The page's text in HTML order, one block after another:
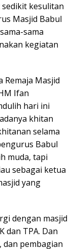
kesulitan
Masjid Babul
sama
kegiatan
Remaja Masjid
Ifan
hari ini
khitan
selama
Babul
muda, tapi
sebagai ketua
yang
dengan masjid
dan TPA. Dan
dan pembagian